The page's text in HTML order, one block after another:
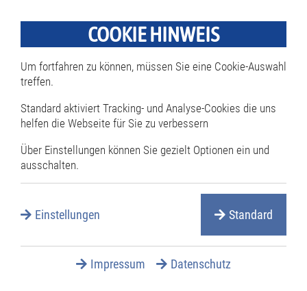
Tel.: 0 7256 87 235
Öffnungszeiten
Eintrittspreise
Becken und Anlage
COOKIE HINWEIS
Um fortfahren zu können, müssen Sie eine Cookie-Auswahl
treffen.
Standard aktiviert Tracking- und Analyse-Cookies die uns
helfen die Webseite für Sie zu verbessern
Über Einstellungen können Sie gezielt Optionen ein und
ausschalten.
Einstellungen Standard
Impressum Datenschutz